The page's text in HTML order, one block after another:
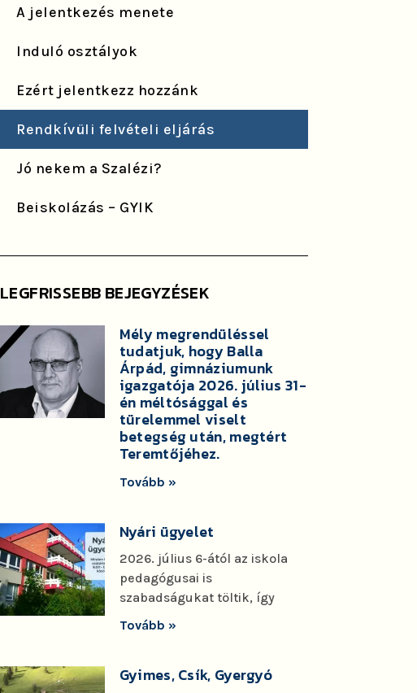
A jelentkezés menete
Induló osztályok
Ezért jelentkezz hozzánk
Rendkívüli felvételi eljárás
Jó nekem a Szalézi?
Beiskolázás – GYIK
LEGFRISSEBB BEJEGYZÉSEK
Mély megrendüléssel
tudatjuk, hogy Balla
Árpád, gimnáziumunk
igazgatója 2026. július 31-
én méltósággal és
türelemmel viselt
betegség után, megtért
Teremtőjéhez.
Tovább »
Nyári ügyelet
2026. július 6-ától az iskola
pedagógusai is
szabadságukat töltik, így
Tovább »
Gyimes, Csík, Gyergyó